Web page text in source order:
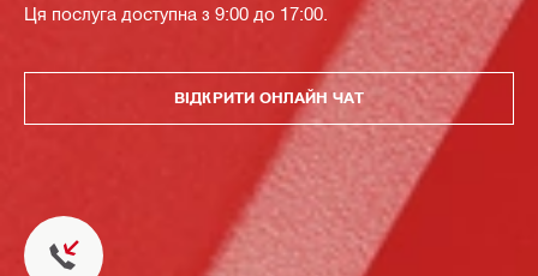
Ця послуга доступна з 9:00 до 17:00.
ВІДКРИТИ ОНЛАЙН ЧАТ